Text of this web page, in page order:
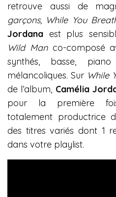
retrouve aussi de
garçons, While You
Jordana est plus
Wild Manco-composé
synthés, basse,
mélancoliques. Sur While
de l’album, Camélia
pour la première
totalement productrice
des titres variés dont 1
dans votre playlist.